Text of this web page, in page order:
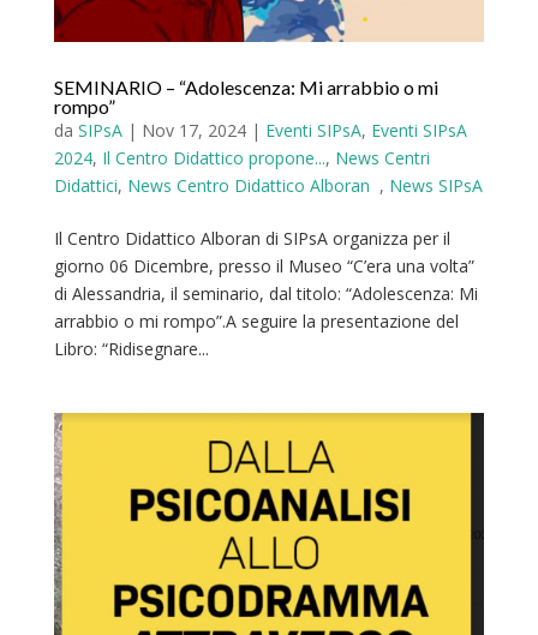
SEMINARIO – “Adolescenza: Mi arrabbio o mi
rompo”
da SIPsA| Nov 17, 2024| Eventi SIPsA, Eventi SIPsA
2024, Il Centro Didattico propone..., News Centri
Didattici, News Centro Didattico Alboran , News SIPsA
Il Centro Didattico Alboran di SIPsA organizza per il
giorno 06 Dicembre, presso il Museo “C’era una volta”
di Alessandria, il seminario, dal titolo: “Adolescenza: Mi
arrabbio o mi rompo”.A seguire la presentazione del
Libro: “Ridisegnare...